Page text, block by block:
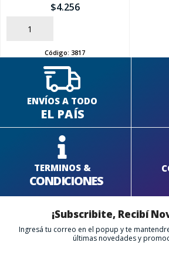
$4.256
AÑADIR
Código: 3817
ENVÍOS A TODO
EL PAÍS
TERMINOS &
CONDICIONES
¡Subscribite, Recibí
Ingresá tu correo en el popup y te
últimas novedades y